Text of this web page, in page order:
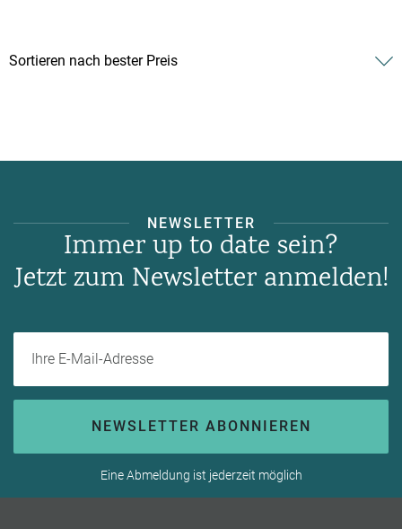
NEWSLETTER
Immer up to date sein?
Jetzt zum Newsletter anmelden!
NEWSLETTER ABONNIEREN
Eine Abmeldung ist jederzeit möglich